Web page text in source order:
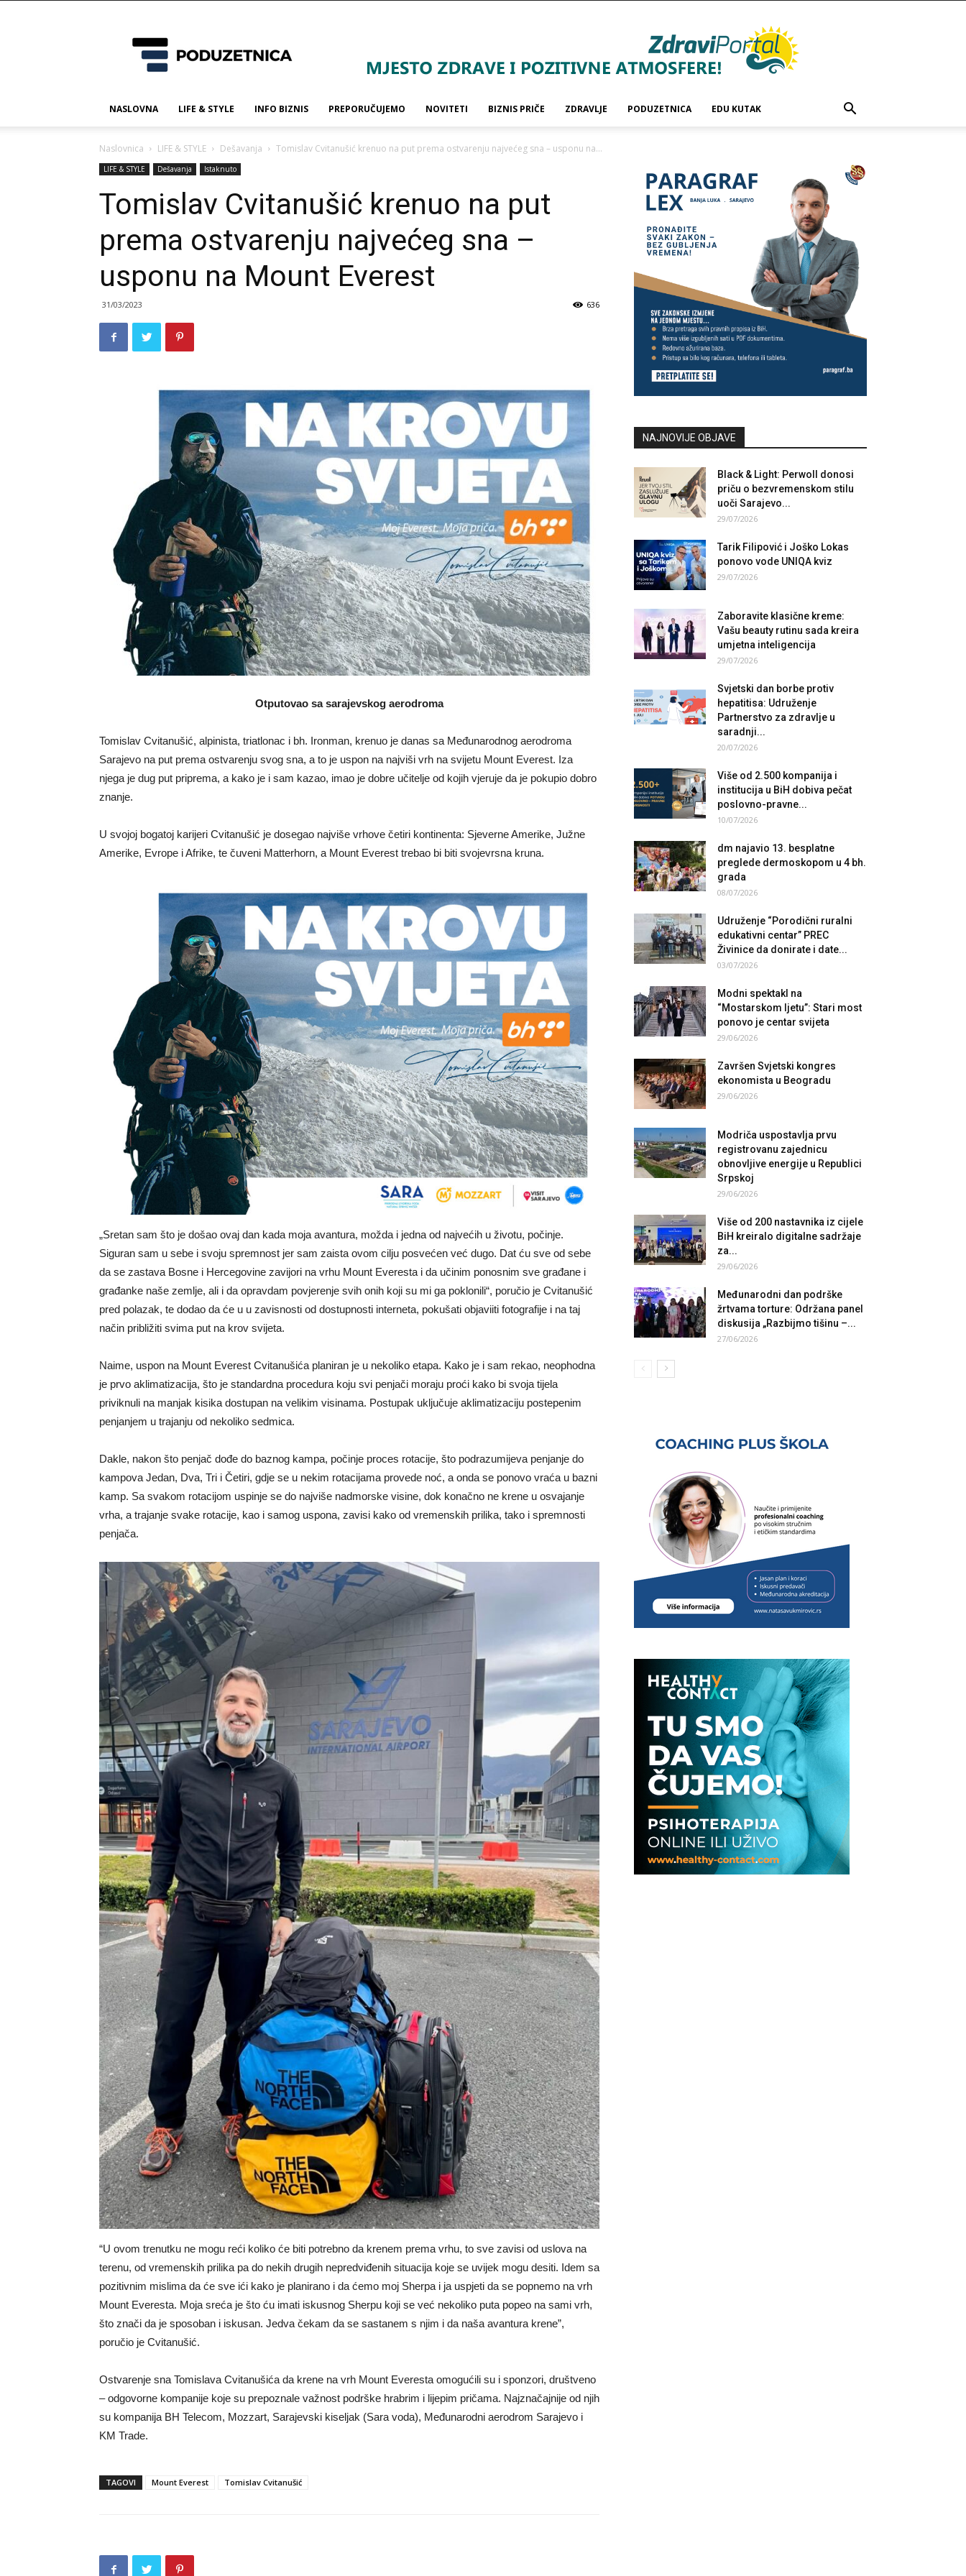
NASLOVNA LIFE & STYLE INFO BIZNIS PREPORUČUJEMO NOVITETI BIZNIS PRIČE ZDRAVLJE PODUZETNICA EDU KUTAK
Naslovnica LIFE & STYLE Dešavanja Tomislav Cvitanušić krenuo na put prema ostvarenju najvećeg sna – usponu na...
LIFE & STYLE Dešavanja Istaknuto
Tomislav Cvitanušić krenuo na put
prema ostvarenju najvećeg sna –
usponu na Mount Everest
31/03/2023 636
Otputovao sa sarajevskog aerodroma
Tomislav Cvitanušić, alpinista, triatlonac i bh. Ironman, krenuo je danas sa Međunarodnog aerodroma
Sarajevo na put prema ostvarenju svog sna, a to je uspon na najviši vrh na svijetu Mount Everest. Iza
njega je dug put priprema, a kako je i sam kazao, imao je dobre učitelje od kojih vjeruje da je pokupio dobro
znanje.
U svojoj bogatoj karijeri Cvitanušić je dosegao najviše vrhove četiri kontinenta: Sjeverne Amerike, Južne
Amerike, Evrope i Afrike, te čuveni Matterhorn, a Mount Everest trebao bi biti svojevrsna kruna.
„Sretan sam što je došao ovaj dan kada moja avantura, možda i jedna od najvećih u životu, počinje.
Siguran sam u sebe i svoju spremnost jer sam zaista ovom cilju posvećen već dugo. Dat ću sve od sebe
da se zastava Bosne i Hercegovine zavijori na vrhu Mount Everesta i da učinim ponosnim sve građane i
građanke naše zemlje, ali i da opravdam povjerenje svih onih koji su mi ga poklonili“, poručio je Cvitanušić
pred polazak, te dodao da će u u zavisnosti od dostupnosti interneta, pokušati objaviiti fotografije i na taj
način približiti svima put na krov svijeta.
Naime, uspon na Mount Everest Cvitanušića planiran je u nekoliko etapa. Kako je i sam rekao, neophodna
je prvo aklimatizacija, što je standardna procedura koju svi penjači moraju proći kako bi svoja tijela
priviknuli na manjak kisika dostupan na velikim visinama. Postupak uključuje aklimatizaciju postepenim
penjanjem u trajanju od nekoliko sedmica.
Dakle, nakon što penjač dođe do baznog kampa, počinje proces rotacije, što podrazumijeva penjanje do
kampova Jedan, Dva, Tri i Četiri, gdje se u nekim rotacijama provede noć, a onda se ponovo vraća u bazni
kamp. Sa svakom rotacijom uspinje se do najviše nadmorske visine, dok konačno ne krene u osvajanje
vrha, a trajanje svake rotacije, kao i samog uspona, zavisi kako od vremenskih prilika, tako i spremnosti
penjača.
“U ovom trenutku ne mogu reći koliko će biti potrebno da krenem prema vrhu, to sve zavisi od uslova na
terenu, od vremenskih prilika pa do nekih drugih nepredviđenih situacija koje se uvijek mogu desiti. Idem sa
pozitivnim mislima da će sve ići kako je planirano i da ćemo moj Sherpa i ja uspjeti da se popnemo na vrh
Mount Everesta. Moja sreća je što ću imati iskusnog Sherpu koji se već nekoliko puta popeo na sami vrh,
što znači da je sposoban i iskusan. Jedva čekam da se sastanem s njim i da naša avantura krene”,
poručio je Cvitanušić.
Ostvarenje sna Tomislava Cvitanušića da krene na vrh Mount Everesta omogućili su i sponzori, društveno
– odgovorne kompanije koje su prepoznale važnost podrške hrabrim i lijepim pričama. Najznačajnije od njih
su kompanija BH Telecom, Mozzart, Sarajevski kiseljak (Sara voda), Međunarodni aerodrom Sarajevo i
KM Trade.
TAGOVI Mount Everest Tomislav Cvitanušić
NAJNOVIJE OBJAVE
Black & Light: Perwoll donosi
priču o bezvremenskom stilu
uoči Sarajevo...
29/07/2026
Tarik Filipović i Joško Lokas
ponovo vode UNIQA kviz
29/07/2026
Zaboravite klasične kreme:
Vašu beauty rutinu sada kreira
umjetna inteligencija
29/07/2026
Svjetski dan borbe protiv
hepatitisa: Udruženje
Partnerstvo za zdravlje u
saradnji...
20/07/2026
Više od 2.500 kompanija i
institucija u BiH dobiva pečat
poslovno-pravne...
10/07/2026
dm najavio 13. besplatne
preglede dermoskopom u 4 bh.
grada
08/07/2026
Udruženje “Porodični ruralni
edukativni centar” PREC
Živinice da donirate i date...
03/07/2026
Modni spektakl na
“Mostarskom ljetu”: Stari most
ponovo je centar svijeta
29/06/2026
Završen Svjetski kongres
ekonomista u Beogradu
29/06/2026
Modriča uspostavlja prvu
registrovanu zajednicu
obnovljive energije u Republici
Srpskoj
29/06/2026
Više od 200 nastavnika iz cijele
BiH kreiralo digitalne sadržaje
za...
29/06/2026
Međunarodni dan podrške
žrtvama torture: Održana panel
diskusija „Razbijmo tišinu –...
27/06/2026